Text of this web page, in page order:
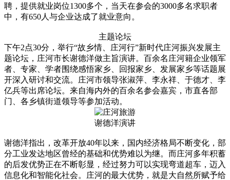
聘，提供就业岗位1300多个，当天在参会的3000多名求职者
中，有650人与企业达成了就业意向。
主题论坛
下午2点30分，举行“故乡情、庄河行”新时代庄河振兴发展主
题论坛，庄河市长谢德洋做主旨演讲。百余名庄河籍企业领军
者、专家、学者围绕感悟家乡、回报家乡、发展家乡等话题展
开深入研讨和交流。庄河市领导张淑萍、李永祥、于德才、李
亿兵等出席论坛。来自海内外的百余名参会嘉宾，市直各部
门、各乡镇街道领导等参加活动。
谢德洋演讲
谢德洋指出，改革开放40年以来，国内经济格局不断变化，部
分工业发达地区曾经的基础和优势难以为继。而庄河多年积蓄
的后发优势正在不断彰显，经过努力可以实现弯道超车，迈入
信息化和智能化社会。庄河的最大优势，就是大自然所赋予给